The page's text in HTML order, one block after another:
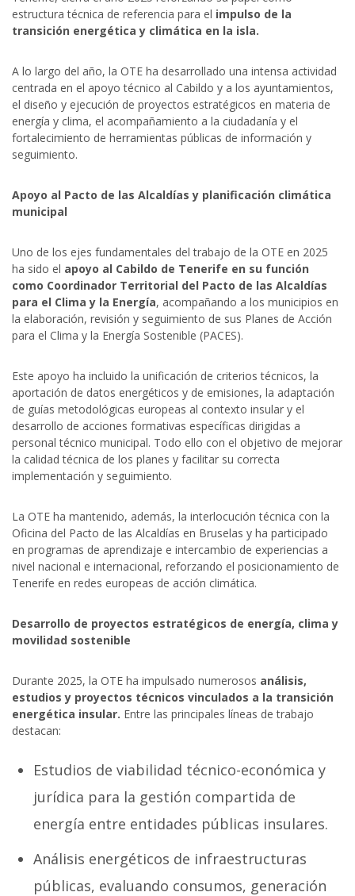
estructura técnica de referencia para el impulso de la
transición energética y climática en la isla.
A lo largo del año, la OTE ha desarrollado una intensa actividad
centrada en el apoyo técnico al Cabildo y a los ayuntamientos,
el diseño y ejecución de proyectos estratégicos en materia de
energía y clima, el acompañamiento a la ciudadanía y el
fortalecimiento de herramientas públicas de información y
seguimiento.
Apoyo al Pacto de las Alcaldías y planificación climática
municipal
Uno de los ejes fundamentales del trabajo de la OTE en 2025
ha sido el apoyo al Cabildo de Tenerife en su función
como Coordinador Territorial del Pacto de las Alcaldías
para el Clima y la Energía, acompañando a los municipios en
la elaboración, revisión y seguimiento de sus Planes de Acción
para el Clima y la Energía Sostenible (PACES).
Este apoyo ha incluido la unificación de criterios técnicos, la
aportación de datos energéticos y de emisiones, la adaptación
de guías metodológicas europeas al contexto insular y el
desarrollo de acciones formativas específicas dirigidas a
personal técnico municipal. Todo ello con el objetivo de mejorar
la calidad técnica de los planes y facilitar su correcta
implementación y seguimiento.
La OTE ha mantenido, además, la interlocución técnica con la
Oficina del Pacto de las Alcaldías en Bruselas y ha participado
en programas de aprendizaje e intercambio de experiencias a
nivel nacional e internacional, reforzando el posicionamiento de
Tenerife en redes europeas de acción climática.
Desarrollo de proyectos estratégicos de energía, clima y
movilidad sostenible
Durante 2025, la OTE ha impulsado numerosos análisis,
estudios y proyectos técnicos vinculados a la transición
energética insular. Entre las principales líneas de trabajo
destacan:
Estudios de viabilidad técnico-económica y
jurídica para la gestión compartida de
energía entre entidades públicas insulares.
Análisis energéticos de infraestructuras
públicas, evaluando consumos, generación